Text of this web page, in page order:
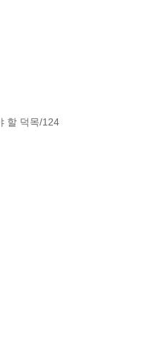
할 덕목/124